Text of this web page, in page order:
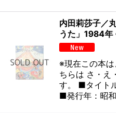
内田莉莎子／
うた」1984年
※現在この本は
ちらは さ・え
す。 ■タイト
■発行年：昭